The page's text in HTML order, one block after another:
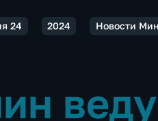
24 2024 Новости